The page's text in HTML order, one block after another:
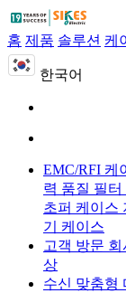
홈 제품 솔루션 케
한국어
EMC/RFI 케
력 품질 필터
초퍼 케이스
기 케이스
고객 방문 회
상
수신 맞춤형